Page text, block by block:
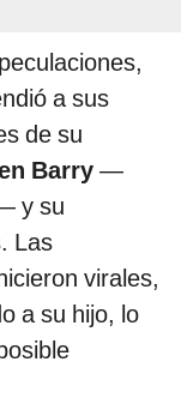
a sus
de su
Barry —
y su
Las
virales,
a su hijo, lo